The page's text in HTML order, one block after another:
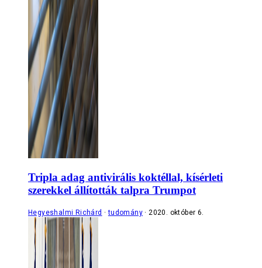
Tripla adag antivirális koktéllal, kísérleti
szerekkel állították talpra Trumpot
Hegyeshalmi Richárd tudomány 2020. október 6.